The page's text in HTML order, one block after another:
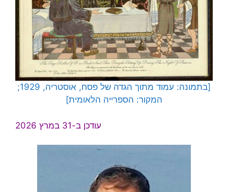
[בתמונה: עמוד מתוך הגדה של פסח, אוסטריה, 1929;
המקור: הספרייה הלאומית]
עודכן ב-31 במרץ 2026